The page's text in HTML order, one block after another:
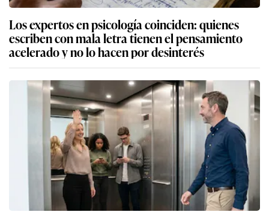
Los expertos en psicología coinciden: quienes
escriben con mala letra tienen el pensamiento
acelerado y no lo hacen por desinterés